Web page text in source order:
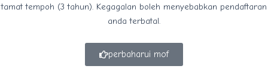
tamat tempoh (3 tahun). Kegagalan boleh menyebabkan pendaftaran
anda terbatal.
perbaharui mof